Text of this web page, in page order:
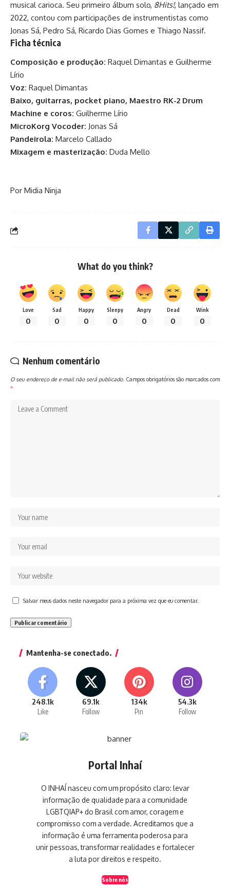
musical carioca. Seu primeiro álbum solo, 8Hits!, lançado em
2022, contou com participações de instrumentistas como
Jonas Sá, Pedro Sá, Ricardo Dias Gomes e Thiago Nassif.
Ficha técnica
Composição e produção: Raquel Dimantas e Guilherme
Lírio
Voz: Raquel Dimantas
Baixo, guitarras, pocket piano, Maestro RK-2 Drum
Machine e coros: Guilherme Lírio
MicroKorg Vocoder: Jonas Sá
Pandeirola: Marcelo Callado
Mixagem e masterização: Duda Mello
Por Midia Ninja
What do you think?
Love
0
Sad
0
Happy
0
Sleepy
0
Angry
0
Dead
0
Wink
0
Nenhum comentário
O seu endereço de e-mail não será publicado. Campos obrigatórios são marcados com
*
Salvar meus dados neste navegador para a próxima vez que eu comentar.
Mantenha-se conectado.
248.1k
Like
69.1k
Follow
134k
Pin
54.3k
Follow
Portal Inhaí
O INHAÍ nasceu com um propósito claro: levar
informação de qualidade para a comunidade
LGBTQIAP+ do Brasil com amor, coragem e
compromisso com a verdade. Acreditamos que a
informação é uma ferramenta poderosa para
unir pessoas, transformar realidades e fortalecer
a luta por direitos e respeito.
Sobre nós